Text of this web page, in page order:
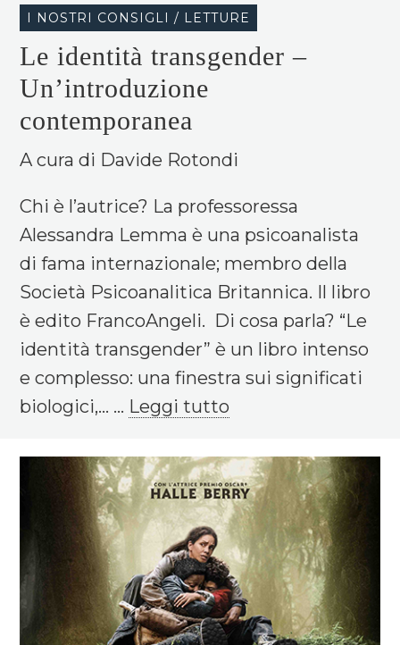
I NOSTRI CONSIGLI / LETTURE
Le identità transgender –
Un’introduzione
contemporanea
A cura di Davide Rotondi
Chi è l’autrice? La professoressa
Alessandra Lemma è una psicoanalista
di fama internazionale; membro della
Società Psicoanalitica Britannica. Il libro
è edito FrancoAngeli. Di cosa parla? “Le
identità transgender” è un libro intenso
e complesso: una finestra sui significati
biologici,... ... Leggi tutto